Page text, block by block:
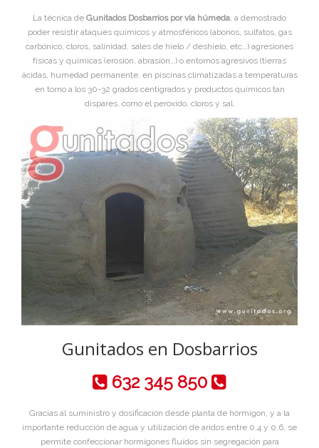
La técnica de Gunitados Dosbarrios por vía húmeda, a demostrado
poder resistir ataques químicos y atmosféricos (abonos, sulfatos, gas
carbónico, cloros, salinidad, sales de hielo / deshielo, etc…) agresiones
físicas y químicas (erosión, abrasión…) o entornos agresivos (tierras
ácidas, humedad permanente, en piscinas climatizadas a temperaturas
en torno a los 30-32 grados centigrados y productos químicos tan
dispares, como el peroxido, cloros y sal.
Gunitados en Dosbarrios
632 345 850
Gracias al suministro y dosificación desde planta de hórmigon, y a la
importante reducción de agua y utilización de aridos entre 0,4 y 0,6, se
permite confeccionar hormigones fluidos sin segregación para